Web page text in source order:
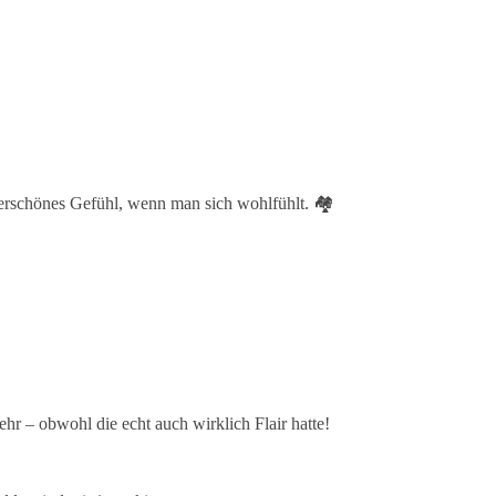
Gefühl, wenn man sich wohlfühlt. 🏘
– obwohl die echt auch wirklich Flair hatte!